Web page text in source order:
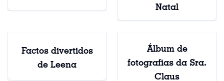
Natal
Factos divertidos
de Leena
Álbum de
fotografias da Sra.
Claus